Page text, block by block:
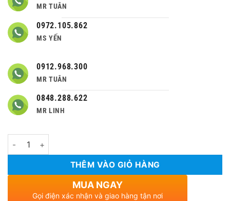
MR TUÂN
0972.105.862
MS YẾN
0912.968.300
MR TUÂN
0848.288.622
MR LINH
Số lượng
THÊM VÀO GIỎ HÀNG
MUA NGAY
Gọi điện xác nhận và giao hàng tận nơi